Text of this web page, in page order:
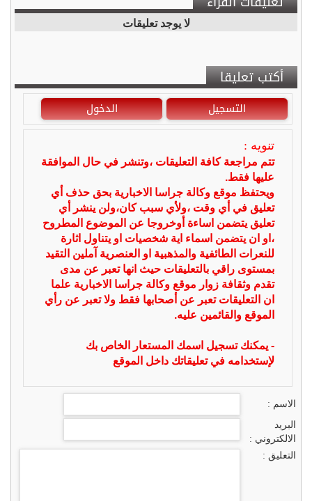
لا يوجد تعليقات
أكتب تعليقا
التسجيل الدخول
تنويه :
تتم مراجعة كافة التعليقات ،وتنشر في حال الموافقة
عليها فقط.
ويحتفظ موقع وكالة جراسا الاخبارية بحق حذف أي
تعليق في أي وقت ،ولأي سبب كان،ولن ينشر أي
تعليق يتضمن اساءة أوخروجا عن الموضوع المطروح
،او ان يتضمن اسماء اية شخصيات او يتناول اثارة
للنعرات الطائفية والمذهبية او العنصرية آملين التقيد
بمستوى راقي بالتعليقات حيث انها تعبر عن مدى
تقدم وثقافة زوار موقع وكالة جراسا الاخبارية علما
ان التعليقات تعبر عن أصحابها فقط ولا تعبر عن رأي
الموقع والقائمين عليه.
- يمكنك تسجيل اسمك المستعار الخاص بك
لإستخدامه في تعليقاتك داخل الموقع
الاسم :
البريد
الالكتروني :
التعليق :